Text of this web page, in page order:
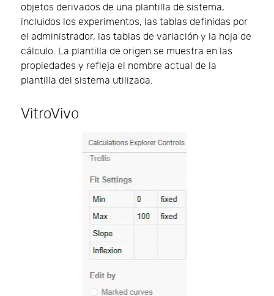
objetos derivados de una plantilla de sistema,
incluidos los experimentos, las tablas definidas por
el administrador, las tablas de variación y la hoja de
cálculo. La plantilla de origen se muestra en las
propiedades y refleja el nombre actual de la
plantilla del sistema utilizada.
VitroVivo